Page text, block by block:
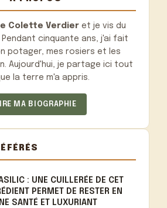
Colette Verdier et je vis du
cinquante ans, j'ai fait
potager, mes rosiers et les
Aujourd'hui, je partage ici tout
la terre m'a appris.
MA BIOGRAPHIE
: UNE CUILLERÉE DE CET
PERMET DE RESTER EN
SANTÉ ET LUXURIANT